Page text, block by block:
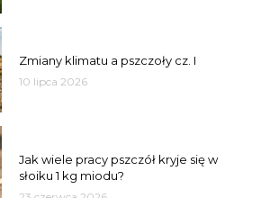
Zmiany klimatu a pszczoły cz. I
10 lipca 2026
Jak wiele pracy pszczół kryje się w
słoiku 1 kg miodu?